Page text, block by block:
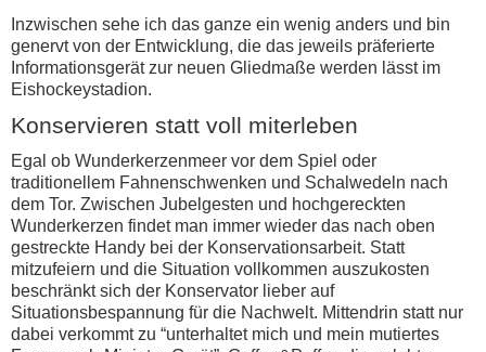
Inzwischen sehe ich das ganze ein wenig anders und bin
genervt von der Entwicklung, die das jeweils präferierte
Informationsgerät zur neuen Gliedmaße werden lässt im
Eishockeystadion.
Konservieren statt voll miterleben
Egal ob Wunderkerzenmeer vor dem Spiel oder
traditionellem Fahnenschwenken und Schalwedeln nach
dem Tor. Zwischen Jubelgesten und hochgereckten
Wunderkerzen findet man immer wieder das nach oben
gestreckte Handy bei der Konservationsarbeit. Statt
mitzufeiern und die Situation vollkommen auszukosten
beschränkt sich der Konservator lieber auf
Situationsbespannung für die Nachwelt. Mittendrin statt nur
dabei verkommt zu “unterhaltet mich und mein mutiertes